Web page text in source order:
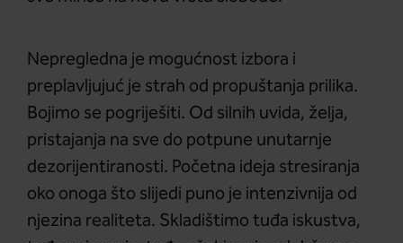
Nepregledna je mogućnost izbora i
preplavljujuć je strah od propuštanja prilika.
Bojimo se pogriješiti. Od silnih uvida, želja,
pristajanja na sve do potpune unutarnje
dezorijentiranosti. Početna ideja stresiranja
oko onoga što slijedi puno je intenzivnija od
njezina realiteta. Skladištimo tuđa iskustva,